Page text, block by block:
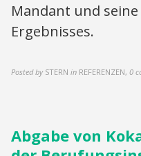
Mandant und
Ergebnisses.
Posted by STERN in REFERENZEN, 0
Abgabe von